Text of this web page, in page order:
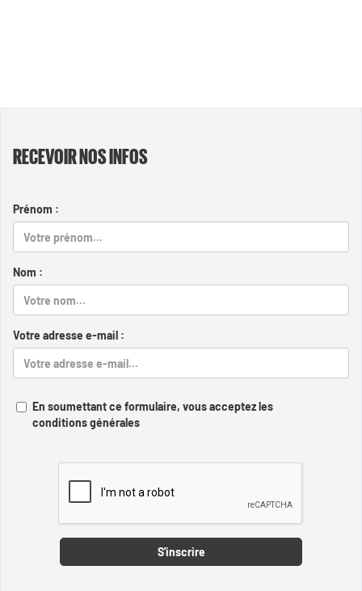
RECEVOIR NOS INFOS
Prénom :
Nom :
Votre adresse e-mail :
En soumettant ce formulaire, vous acceptez les
conditions générales
S'inscrire